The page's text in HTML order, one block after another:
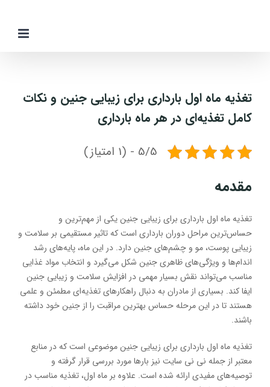
تغذیه ماه اول بارداری برای زیبایی جنین و نکات
کامل تغذیه‌ای در هر ماه بارداری
5/5 - (1 امتیاز)
مقدمه
تغذیه ماه اول بارداری برای زیبایی جنین یکی از مهم‌ترین و
حساس‌ترین مراحل دوران بارداری است که تاثیر مستقیمی بر سلامت و
زیبایی پوست، مو و چشم‌های جنین دارد. در این ماه، پایه‌های رشد
اندام‌ها و ویژگی‌های ظاهری جنین شکل می‌گیرد و انتخاب مواد غذایی
مناسب می‌تواند نقش بسیار مهمی در افزایش سلامت و زیبایی جنین
ایفا کند. بسیاری از مادران به دنبال راهکارهای تغذیه‌ای مطمئن و علمی
هستند تا در این مرحله حساس بهترین مراقبت را از جنین خود داشته
باشند.
تغذیه ماه اول بارداری برای زیبایی جنین موضوعی است که در منابع
معتبر از جمله نی نی سایت نیز بارها مورد بررسی قرار گرفته و
توصیه‌های مفیدی ارائه شده است. علاوه بر ماه اول، تغذیه مناسب در